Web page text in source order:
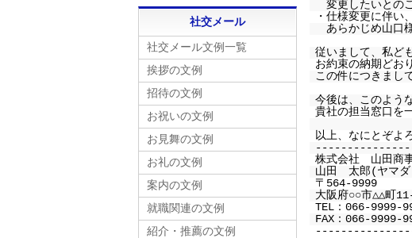
変更したいとの
・仕様変更に伴
あらかじめ山口
従いまして、私ど
お約束の納期どお
この件につきまし
今後は、このよう
貴社の担当窓口を
以上、なにとぞよ
株式会社 山田商
山田 太郎(ヤマ
〒564-9999
大阪府○○市△△町
TEL：066-
FAX：066-9999-
社交メール
社交メール文例一覧
挨拶の文例
招待の文例
お祝いの文例
お見舞の文例
お礼の文例
案内の文例
就職関連の文例
紹介・推薦の文例